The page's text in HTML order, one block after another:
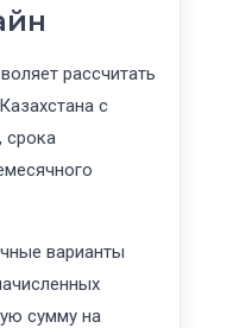
рассчитать
с
срока
варианты
сумму на